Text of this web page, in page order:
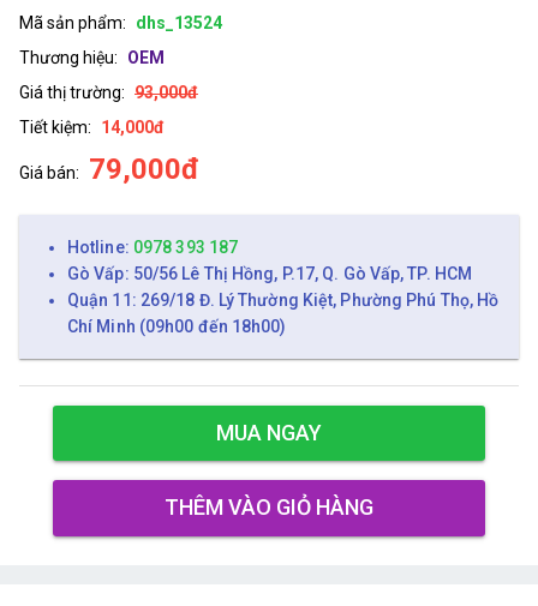
Mã sản phẩm:
dhs_13524
Thương hiệu:
OEM
Giá thị trường: 93,000đ
Tiết kiệm:
14,000đ
Giá bán: 79,000đ
Hotline: 0978 393 187
Gò Vấp: 50/56 Lê Thị Hồng, P.17, Q. Gò Vấp, TP. HCM
Quận 11: 269/18 Đ. Lý Thường Kiệt, Phường Phú Thọ, Hồ
Chí Minh (09h00 đến 18h00)
MUA NGAY
THÊM VÀO GIỎ HÀNG